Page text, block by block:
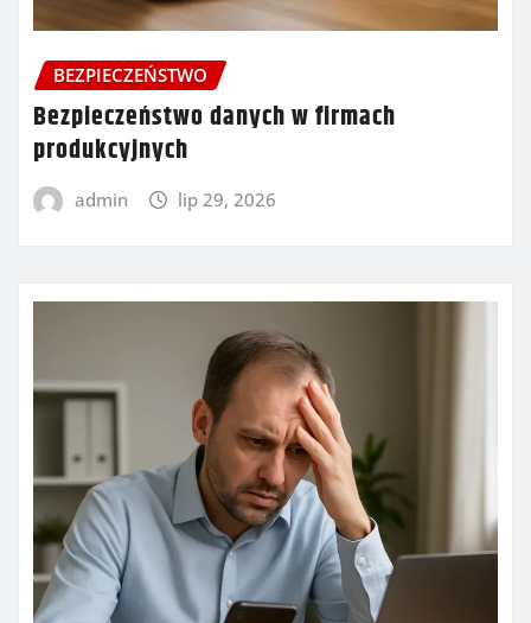
BEZPIECZEŃSTWO
Bezpieczeństwo danych w firmach
produkcyjnych
admin lip 29, 2026